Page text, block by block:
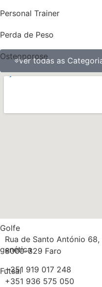
Personal Trainer
Perda de Peso
Osteoporose
ossos
Golfe
genética
Futsal
Ver todas as
Rua de Santo António 68,
8000-329 Faro
+351 919 017 248
+351 936 575 050